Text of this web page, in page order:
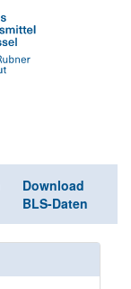
Download
BLS-Daten